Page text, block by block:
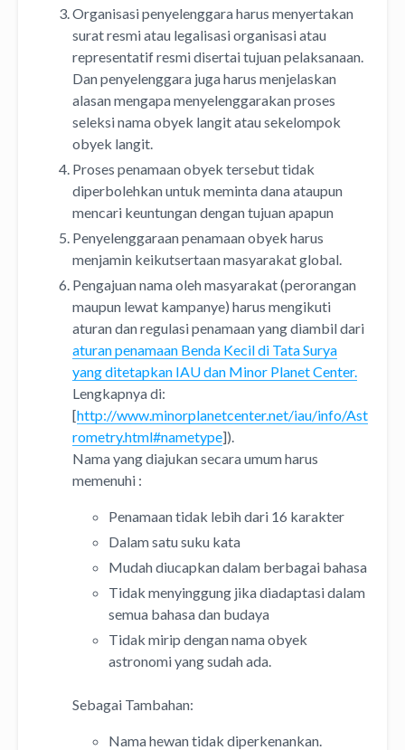
Organisasi penyelenggara harus menyertakan
surat resmi atau legalisasi organisasi atau
representatif resmi disertai tujuan pelaksanaan.
Dan penyelenggara juga harus menjelaskan
alasan mengapa menyelenggarakan proses
seleksi nama obyek langit atau sekelompok
obyek langit.
Proses penamaan obyek tersebut tidak
diperbolehkan untuk meminta dana ataupun
mencari keuntungan dengan tujuan apapun
Penyelenggaraan penamaan obyek harus
menjamin keikutsertaan masyarakat global.
Pengajuan nama oleh masyarakat (perorangan
maupun lewat kampanye) harus mengikuti
aturan dan regulasi penamaan yang diambil dari
aturan penamaan Benda Kecil di Tata Surya
yang ditetapkan IAU dan Minor Planet Center.
Lengkapnya di:
[http://www.minorplanetcenter.net/iau/info/Ast
rometry.html#nametype]).
Nama yang diajukan secara umum harus
memenuhi :
Penamaan tidak lebih dari 16 karakter
Dalam satu suku kata
Mudah diucapkan dalam berbagai bahasa
Tidak menyinggung jika diadaptasi dalam
semua bahasa dan budaya
Tidak mirip dengan nama obyek
astronomi yang sudah ada.
Sebagai Tambahan:
Nama hewan tidak diperkenankan.